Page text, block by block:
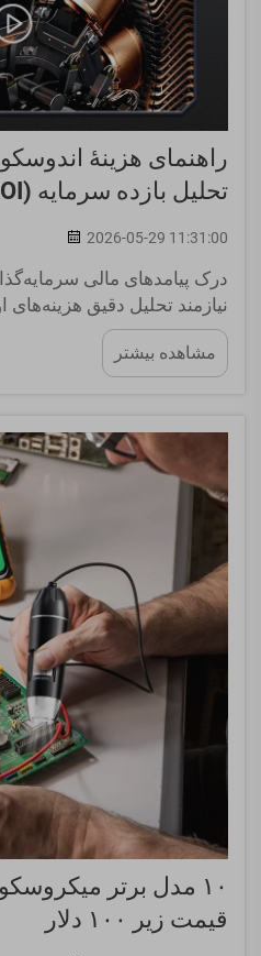
راهنمای هزینهٔ
تحلیل بازده سرمایه (ROI)
2026-05-29 11:31:00
درک پیامدهای مالی
نیازمند تحلیل دقیق هزینه‌های
است. این ابزارهای پیشرفته
توجهی برای کسب‌وکارها در
می‌شوند...
مشاهده بیشتر
۱۰ مدل برتر
قیمت زیر ۱۰۰ دلار